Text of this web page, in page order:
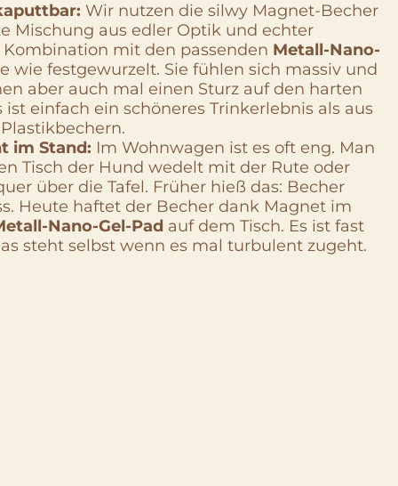
Wir nutzen die silwy Magnet-Becher
Mischung aus edler Optik und echter
mit den passenden Metall-Nano-
wie festgewurzelt. Sie fühlen sich massiv und
aber auch mal einen Sturz auf den harten
ist einfach ein schöneres Trinkerlebnis als aus
im Stand: Im Wohnwagen ist es oft eng. Man
Tisch der Hund wedelt mit der Rute oder
über die Tafel. Früher hieß das: Becher
Heute haftet der Becher dank Magnet im
Nano-Gel-Pad auf dem Tisch. Es ist fast
steht selbst wenn es mal turbulent zugeht.